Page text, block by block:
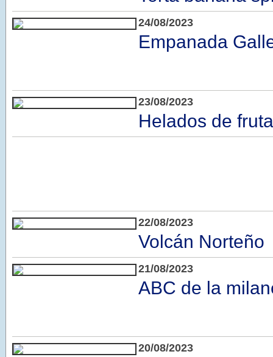
24/08/2023
Empanada
23/08/2023
Helados de
22/08/2023
Volcán Norteño
21/08/2023
ABC de la
20/08/2023